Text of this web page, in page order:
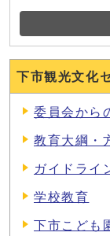
下市観光文化
委員会から
教育大綱・
ガイドライ
学校教育
下市こども